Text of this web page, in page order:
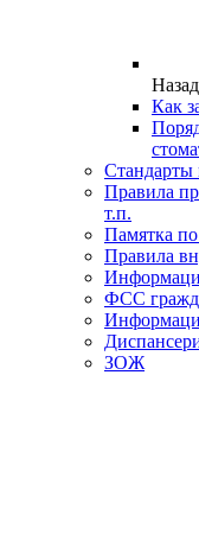
Назад
Как
Правила
т.п.
Памятка
Правила
ФСС
ЗОЖ